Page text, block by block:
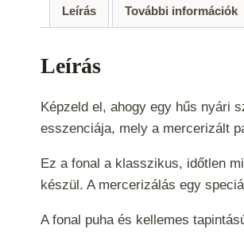
Leírás További információk
Leírás
Képzeld el, ahogy egy hűs nyári
esszenciája, mely a mercerizált
Ez a fonal a klasszikus, időtlen
készül. A mercerizálás egy
A fonal puha és kellemes